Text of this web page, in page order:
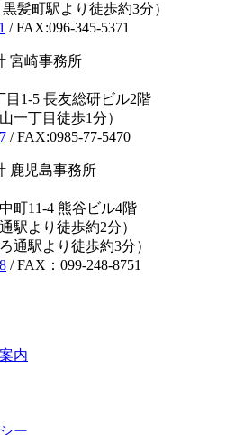
髪町駅より徒歩約3分）
/ FAX:096-345-5371
宮崎事務所
目1-5 長友総研ビル2階
一丁目徒歩1分）
/ FAX:0985-77-5470
鹿児島事務所
町11-4 熊谷ビル4階
駅より徒歩約2分）
通駅より徒歩約3分）
/ FAX：099-248-8751
内
ー